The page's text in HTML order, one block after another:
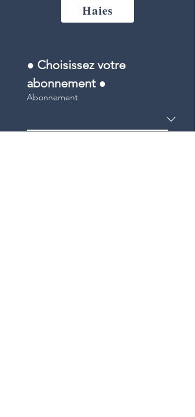
Haies
● Choisissez votre
abonnement ●
Abonnement